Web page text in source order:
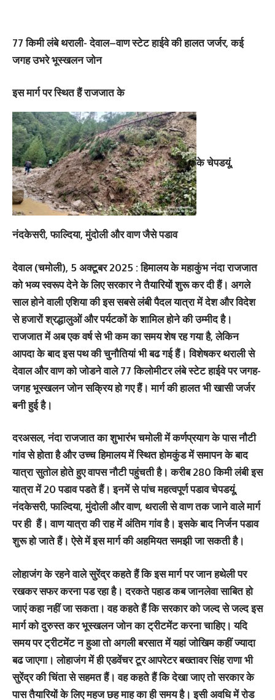
77 किमी लंबे थराली- देवाल–वाण स्टेट हाईवे की हालत जर्जर, कई
जगह उभरे भूस्‍खलन जोन
इस मार्ग पर स्थित हैं राजजात के
के चेपडयूं,
नंदकेसरी, फाल्दिया, मुंदोली और वाण जैसे पडाव
देवाल (चमोली), 5 अक्‍टूबर 2025 : हिमालय के महाकुंभ नंदा राजजात
को भव्‍य स्‍वरूप देने के लिए सरकार ने तैयारियों शुरू कर दी हैं। अगले
साल होने वाली एशिया की इस सबसे लंबी पैदल यात्रा में देश और विदेश
से हजारों श्रद्धालुओं और पर्यटकों के शामिल होने की उम्‍मीद है।
राजजात में अब एक वर्ष से भी कम का समय शेष रह गया है, लेकिन
आपदा के बाद इस पथ की चुनौतियां भी बढ गई हैं। विशेषकर थराली से
देवाल और वाण को जोडने वाले 77 किलोमीटर लंबे स्‍टेट हाईवे पर जगह-
जगह भूस्‍खलन जोन सक्रिय हो गए हैं। मार्ग की हालत भी खासी जर्जर
बनी हुई है।
दरअसल, नंदा राजजात का शुभारंभ चमोली में कर्णप्रयाग के पास नौटी
गांव से होता है और उच्‍च हिमालय में स्थित होमकुंड में समापन के बाद
यात्रा सुतोल होते हुए वापस नौटी पहुंचती है। करीब 280 किमी लंबी इस
यात्रा में 20 पडाव पडते हैं। इनमें से पांच महत्‍वपूर्ण पडाव चेपडयूं,
नंदकेसरी, फाल्दिया, मुंदोली और वाण, थराली से वाण तक जाने वाले मार्ग
पर ही हैं। वाण यात्रा की राह में अंतिम गांव है। इसके बाद निर्जन पडाव
शुरू हो जाते हैं। ऐसे में इस मार्ग की अहमियत समझी जा सकती है।
लोहाजंग के रहने वाले सुरेंद्र कहते हैं कि इस मार्ग पर जान हथेली पर
रखकर सफर करना पड रहा है। दरकते पहाड कब जानलेवा साबित हो
जाएं कहा नहीं जा सकता। वह कहते हैं कि सरकार को जल्‍द से जल्‍द इस
मार्ग को दुरुस्‍त कर भूस्‍खलन जोन का ट्रीटमेंट करना चाहिए। यदि
समय पर ट्रीटमेंट न हुआ तो अगली बरसात में यहां जोखिम कहीं ज्‍यादा
बढ जाएगा। लोहाजंग में ही एडवेंचर टूर आपरेटर बख्‍तावर सिंह राणा भी
सुरेंद्र की चिंता से सहमत हैं। वह कहते हैं कि देखा जाए तो सरकार के
पास तैयारियों के लिए महज छह माह का ही समय है। इसी अवधि में रोड